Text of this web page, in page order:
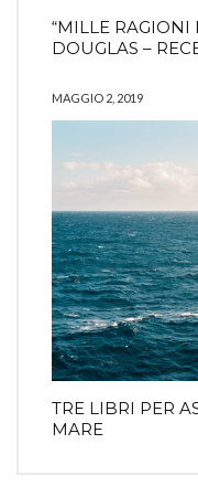
“MILLE RAGIONI
DOUGLAS –
MAGGIO 2, 2019
TRE LIBRI PER
MARE